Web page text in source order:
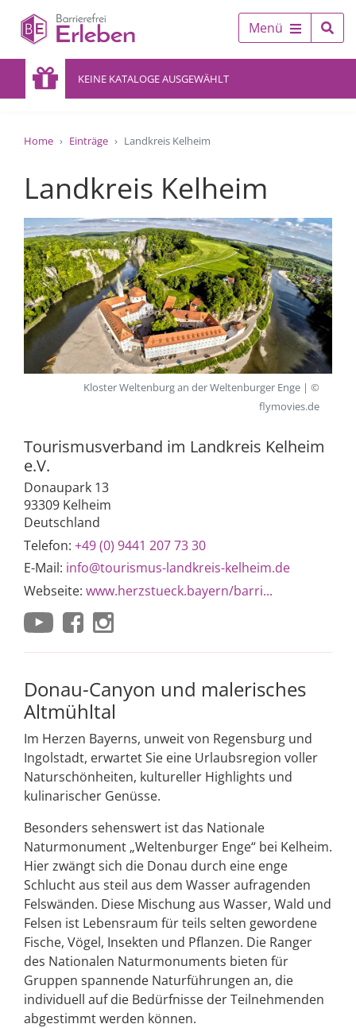
Menü
KEINE KATALOGE AUSGEWÄHLT
Home Einträge Landkreis Kelheim
Landkreis Kelheim
Kloster Weltenburg an der Weltenburger Enge | ©
flymovies.de
Tourismusverband im Landkreis Kelheim
e.V.
Donaupark 13
93309 Kelheim
Deutschland
Telefon: +49 (0) 9441 207 73 30
E-Mail: info@tourismus-landkreis-kelheim.de
Webseite: www.herzstueck.bayern/barri...
Donau-Canyon und malerisches
Altmühltal
Im Herzen Bayerns, unweit von Regensburg und
Ingolstadt, erwartet Sie eine Urlaubsregion voller
Naturschönheiten, kultureller Highlights und
kulinarischer Genüsse.
Besonders sehenswert ist das Nationale
Naturmonument „Weltenburger Enge“ bei Kelheim.
Hier zwängt sich die Donau durch eine enge
Schlucht aus steil aus dem Wasser aufragenden
Felswänden. Diese Mischung aus Wasser, Wald und
Felsen ist Lebensraum für teils selten gewordene
Fische, Vögel, Insekten und Pflanzen. Die Ranger
des Nationalen Naturmonuments bieten für
Gruppen spannende Naturführungen an, die
individuell auf die Bedürfnisse der Teilnehmenden
abgestimmt werden können.